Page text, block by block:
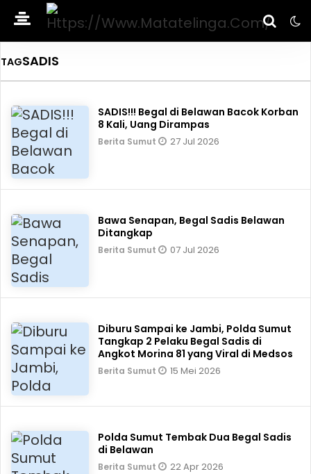
TAGSADIS
SADIS!!! Begal di Belawan Bacok Korban
8 Kali, Uang Dirampas
Berita Sumut 27 Jul 2026
Bawa Senapan, Begal Sadis Belawan
Ditangkap
Berita Sumut 07 Jul 2026
Diburu Sampai ke Jambi, Polda Sumut
Tangkap 2 Pelaku Begal Sadis di
Angkot Morina 81 yang Viral di Medsos
Berita Sumut 15 Mei 2026
Polda Sumut Tembak Dua Begal Sadis
di Belawan
Berita Sumut 22 Apr 2026